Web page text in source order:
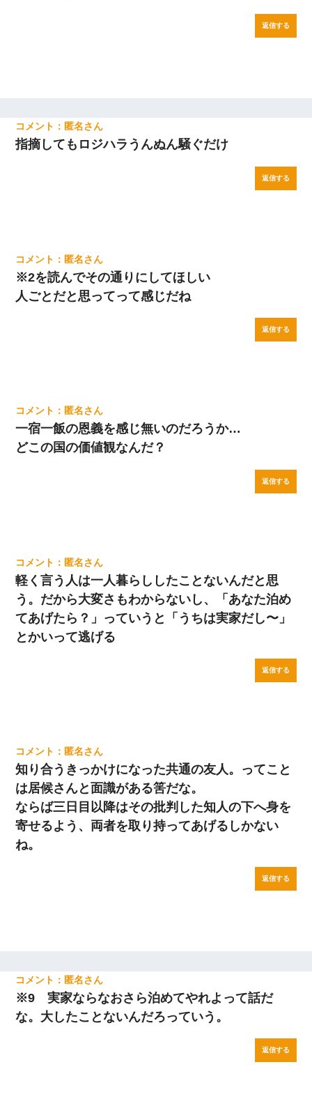
返信する
匿名
指摘してもロジハラうんぬん騒ぐだけ
返信する
匿名
※2を読んでその通りにしてほしい
人ごとだと思ってって感じだね
返信する
匿名
一宿一飯の恩義を感じ無いのだろうか…
どこの国の価値観なんだ？
返信する
匿名
軽く言う人は一人暮らししたことないんだと思
う。だから大変さもわからないし、「あなた泊め
てあげたら？」っていうと「うちは実家だし〜」
とかいって逃げる
返信する
匿名
知り合うきっかけになった共通の友人。ってこと
は居候さんと面識がある筈だな。
ならば三日目以降はその批判した知人の下へ身を
寄せるよう、両者を取り持ってあげるしかない
ね。
返信する
匿名
※9 実家ならなおさら泊めてやれよって話だ
な。大したことないんだろっていう。
返信する